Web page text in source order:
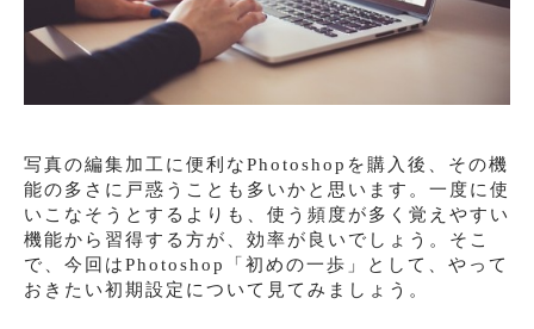
写真の編集加工に便利なPhotoshopを購入後、その機
能の多さに戸惑うことも多いかと思います。一度に使
いこなそうとするよりも、使う頻度が多く覚えやすい
機能から習得する方が、効率が良いでしょう。そこ
で、今回はPhotoshop「初めの一歩」として、やって
おきたい初期設定について見てみましょう。